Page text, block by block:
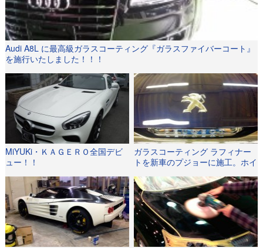
Audi A8L に最高級ガラスコーティング『ガラスファイバーコート』
を施行いたしました！！！
MiYUKi・ＫＡＧＥＲＯ全国デビ
ュー！！
ガラスコーティング ラフィナー
トを新車のプジョーに施工。ホイ
ます。